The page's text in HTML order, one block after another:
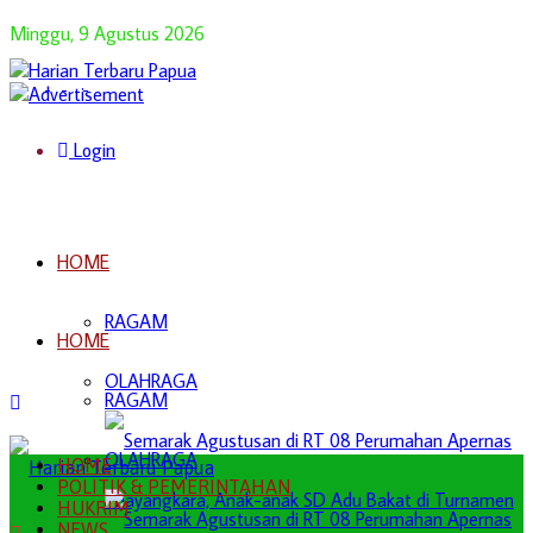
Minggu, 9 Agustus 2026
Login
HOME
RAGAM
OLAHRAGA
HOME
RAGAM
OLAHRAGA
HOME
POLITIK & PEMERINTAHAN
HUKRIM